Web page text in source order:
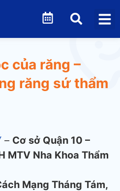
của răng –
răng sứ thẩm
– Cơ sở Quận 10 –
MTV Nha Khoa Thẩm
Mạng Tháng Tám,